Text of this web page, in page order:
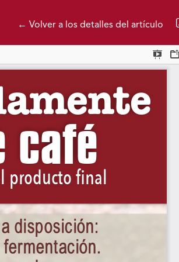
← Volver a los detalles del artículo